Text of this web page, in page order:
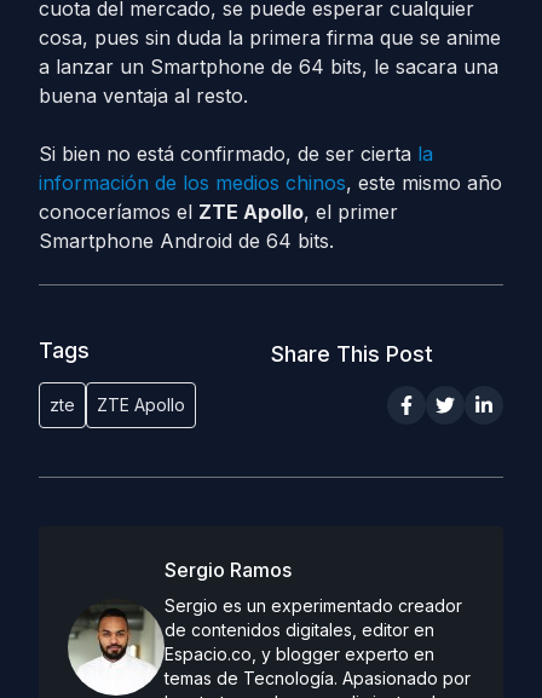
cuota del mercado, se puede esperar cualquier
cosa, pues sin duda la primera firma que se anime
a lanzar un Smartphone de 64 bits, le sacara una
buena ventaja al resto.
Si bien no está confirmado, de ser cierta la
información de los medios chinos, este mismo año
conoceríamos el ZTE Apollo, el primer
Smartphone Android de 64 bits.
Tags
zte ZTE Apollo
Share This Post
Sergio Ramos
Sergio es un experimentado creador
de contenidos digitales, editor en
Espacio.co, y blogger experto en
temas de Tecnología. Apasionado por